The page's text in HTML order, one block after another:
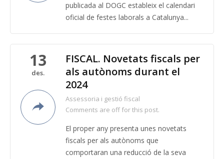
publicada al DOGC estableix el calendari
oficial de festes laborals a Catalunya...
13
des.
FISCAL. Novetats fiscals per
als autònoms durant el
2024
Assessoria i gestió fiscal
Comments are off for this post.
El proper any presenta unes novetats
fiscals per als autònoms que
comportaran una reducció de la seva